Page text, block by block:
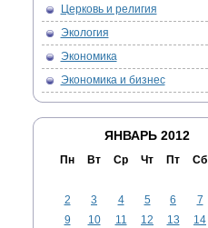
Церковь и религия
Экология
Экономика
Экономика и бизнес
ЯНВАРЬ 2012
Пн Вт Ср Чт Пт Сб
2
3 4 5 6 7
9
10 11 12 13 14